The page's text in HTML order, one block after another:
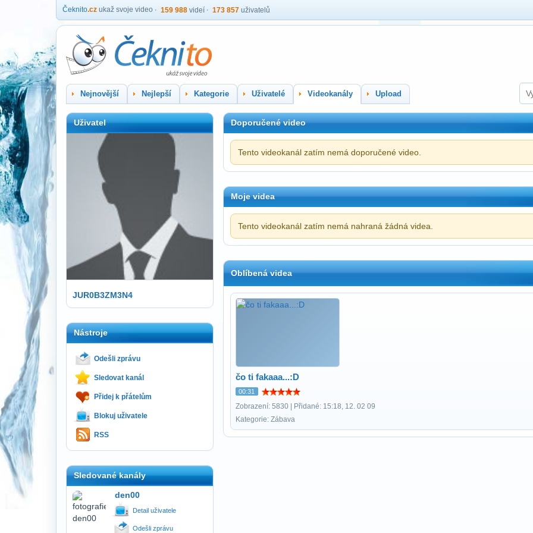
Čeknito.cz ukaž svoje video 159 988 videí 173 857 uživatelů
Nejnovější Nejlepší Kategorie Uživatelé Videokanály Upload
Uživatel
JUR0B3ZM3N4
Nástroje
Odešli zprávu
Sledovat kanál
Přidej k přátelům
Blokuj uživatele
RSS
Sledované kanály
den00
Detail uživatele
Odešli zprávu
Doporučené video
Tento videokanál zatím nemá doporučené video.
Moje videa
Tento videokanál zatím nemá nahraná žádná videa.
Oblíbená videa
čo ti fakaaa...:D
00:31
Zobrazení: 5830 | Přidané: 15:18, 12. 02 09
Kategorie: Zábava